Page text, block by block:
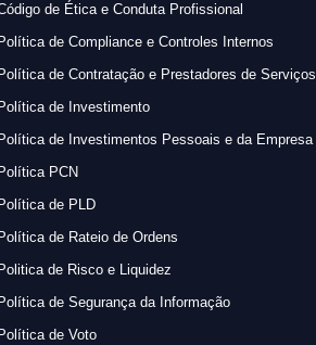
de Ética e Conduta Profissional
Política de Compliance e Controles Internos
Política de Contratação e Prestadores de Serviços
Política de Investimento
Política de Investimentos Pessoais e da Empresa
Política PCN
Política de PLD
Política de Rateio de Ordens
Politica de Risco e Liquidez
Política de Segurança da Informação
Política de Voto